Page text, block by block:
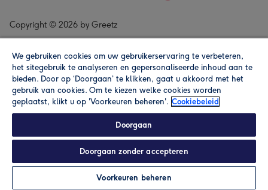
In winkelmand Personaliseren
Copyright © 2026 by Greetz
Alle prijzen zijn inclusief btw en andere heffingen. Lees de
We gebruiken cookies om uw gebruikerservaring te verbeteren,
het sitegebruik te analyseren en gepersonaliseerde inhoud aan te
bieden. Door op ‘Doorgaan’ te klikken, gaat u akkoord met het
gebruik van cookies. Om te kiezen welke cookies worden
geplaatst, klikt u op 'Voorkeuren beheren'. Cookiebeleid
Doorgaan
Doorgaan zonder accepteren
Voorkeuren beheren